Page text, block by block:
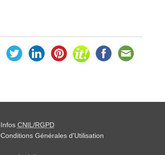
Infos CNIL/RGPD
Conditions Générales d'Utilisation